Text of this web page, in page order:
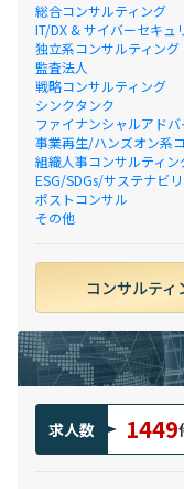
総合コンサルティング
IT/DX & サイバーセキュ
独立系コンサルティング
監査法人
戦略コンサルティング
シンクタンク
ファイナンシャルアドバ
事業再生/ハンズオン系
組織人事コンサルティン
ESG/SDGs/サステナビ
ポストコンサル
その他
コンサルティ
求人数 1449